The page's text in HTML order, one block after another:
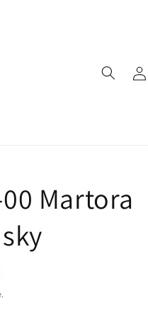
Accedi
Martora